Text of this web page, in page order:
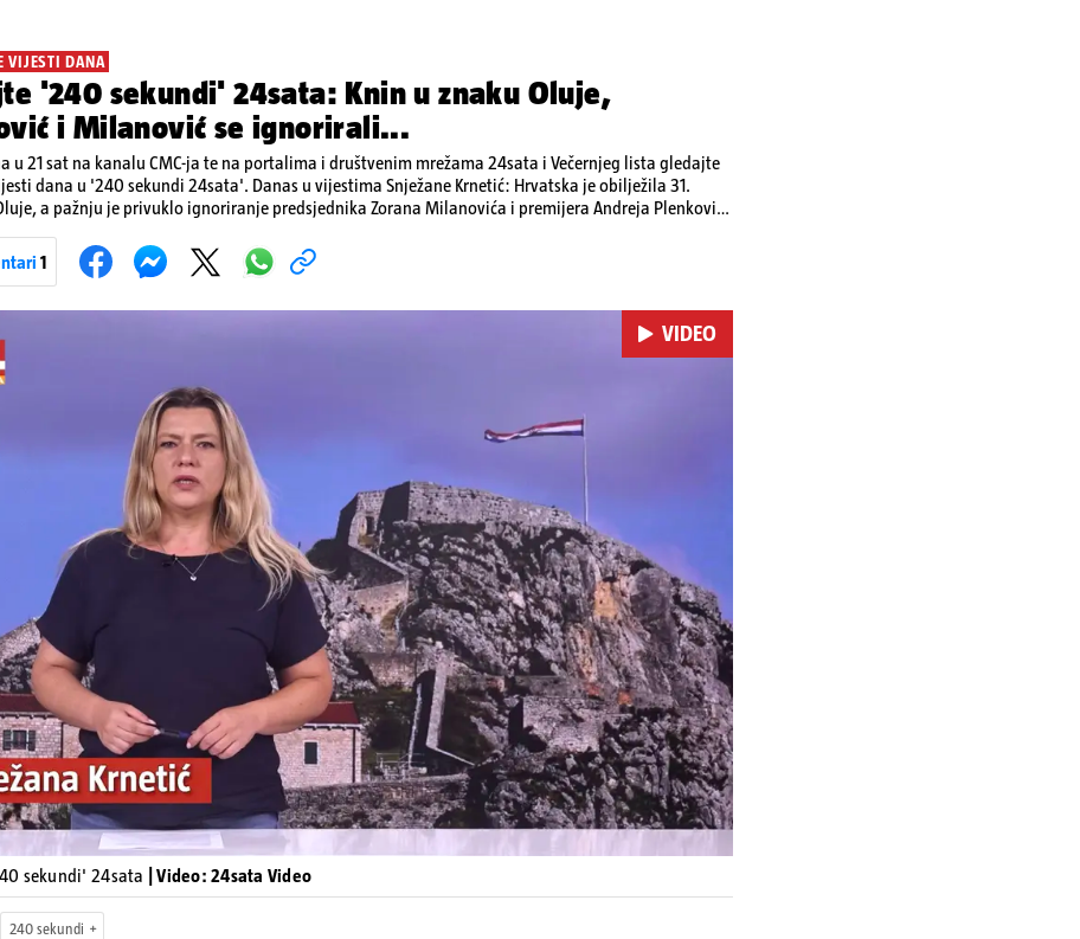
VIJESTI DANA
'240 sekundi' 24sata: Knin u znaku Oluje,
i Milanović se ignorirali...
u 21 sat na kanalu CMC-ja te na portalima i društvenim mrežama 24sata i Večernjeg lista gledajte
dana u '240 sekundi 24sata'. Danas u vijestima Snježane Krnetić: Hrvatska je obilježila 31.
a pažnju je privuklo ignoriranje predsjednika Zorana Milanovića i premijera Andreja Plenkovića
nakon nove tragedije na električnom romobilu te smanjenju proizvodnje u nuklearnoj elektrani
1
Pokretanje videa...
VIDEO
sekundi' 24sata | Video: 24sata Video
240 sekundi